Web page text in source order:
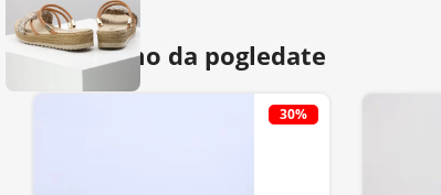
Predlažemo da pogledate
30%